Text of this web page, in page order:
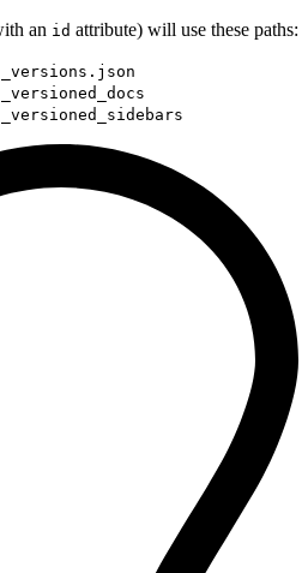
an id attribute) will use these paths: